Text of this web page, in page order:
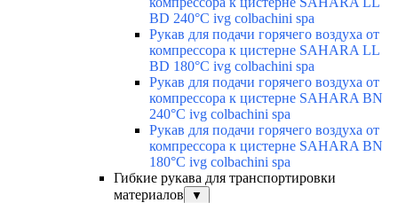
BD 240°C ivg colbachini spa
Рукав для подачи горячего воздуха от
компрессора к цистерне SAHARA LL
BD 180°C ivg colbachini spa
Рукав для подачи горячего воздуха от
компрессора к цистерне SAHARA BN
240°C ivg colbachini spa
Рукав для подачи горячего воздуха от
компрессора к цистерне SAHARA BN
180°C ivg colbachini spa
Гибкие рукава для транспортировки
материалов
▼